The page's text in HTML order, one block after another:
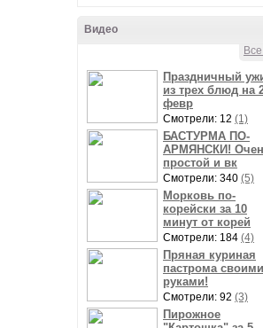
Видео
Праздничный
из трех блюд на
февр
Смотрели: 12 (1)
БАСТУРМА ПО-
АРМЯНСКИ!
простой и вк
Смотрели: 340 (5)
Морковь по-
корейски за 10
минут от корей
Смотрели: 184 (4)
Пряная куриная
пастрома своими
руками!
Смотрели: 92 (3)
Пирожное